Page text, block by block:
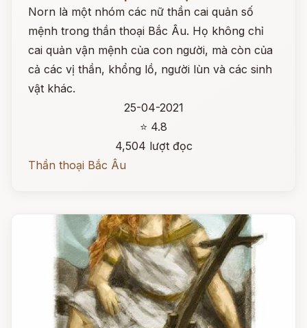
Norn là một nhóm các nữ thần cai quản số
mệnh trong thần thoại Bắc Âu. Họ không chỉ
cai quản vận mệnh của con người, mà còn của
cả các vị thần, khổng lồ, người lùn và các sinh
vật khác.
25-04-2021
⭐ 4.8
4,504 lượt đọc
Thần thoại Bắc Âu